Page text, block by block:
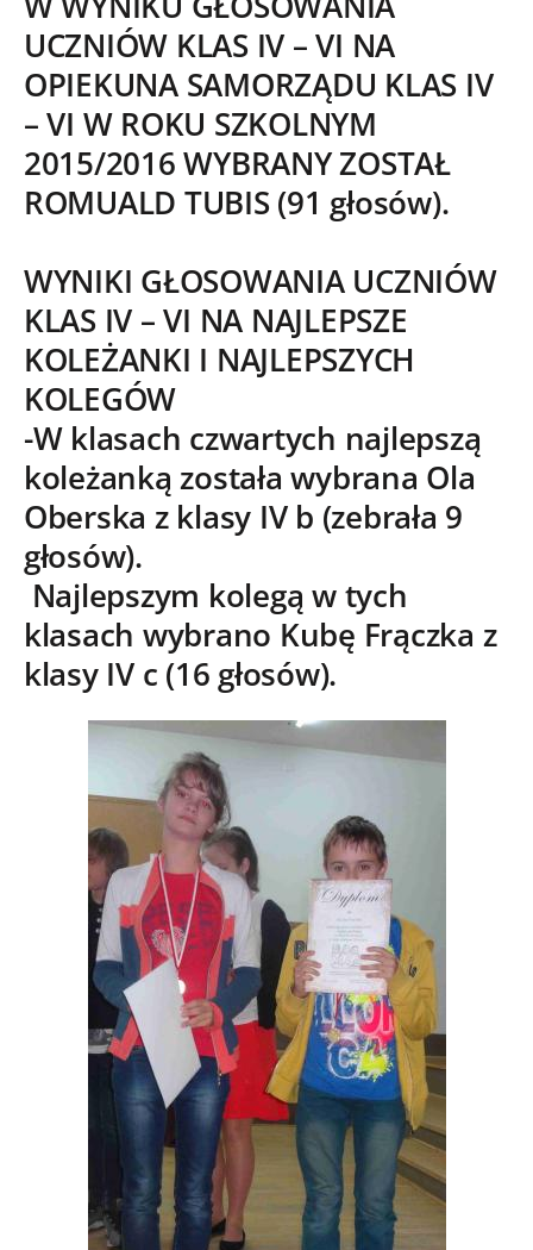
UCZNIÓW KLAS IV – VI NA
OPIEKUNA SAMORZĄDU KLAS IV
– VI W ROKU SZKOLNYM
2015/2016 WYBRANY ZOSTAŁ
ROMUALD TUBIS (91 głosów).
WYNIKI GŁOSOWANIA UCZNIÓW
KLAS IV – VI NA NAJLEPSZE
KOLEŻANKI I NAJLEPSZYCH
KOLEGÓW
-W klasach czwartych najlepszą
koleżanką została wybrana Ola
Oberska z klasy IV b (zebrała 9
głosów).
Najlepszym kolegą w tych
klasach wybrano Kubę Frączka z
klasy IV c (16 głosów).